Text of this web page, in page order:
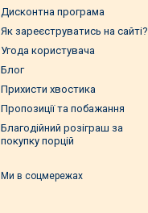
Дисконтна програма
Як зареєструватись на сайті?
Угода користувача
Блог
Прихисти хвостика
Пропозиції та побажання
Благодійний розіграш за
покупку порцій
Ми в соцмережах